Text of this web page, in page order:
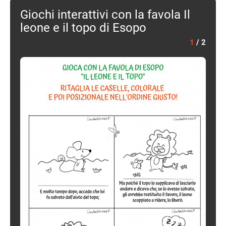
Giochi interattivi con la favola Il
leone e il topo di Esopo
1 / 2